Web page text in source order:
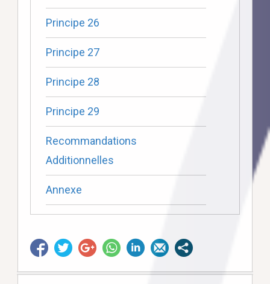
Principe 26
Principe 27
Principe 28
Principe 29
Recommandations
Additionnelles
Annexe